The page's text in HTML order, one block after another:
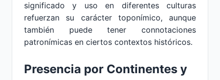
significado y uso en diferentes culturas
refuerzan su carácter toponímico, aunque
también puede tener connotaciones
patronímicas en ciertos contextos históricos.
Presencia por Continentes y